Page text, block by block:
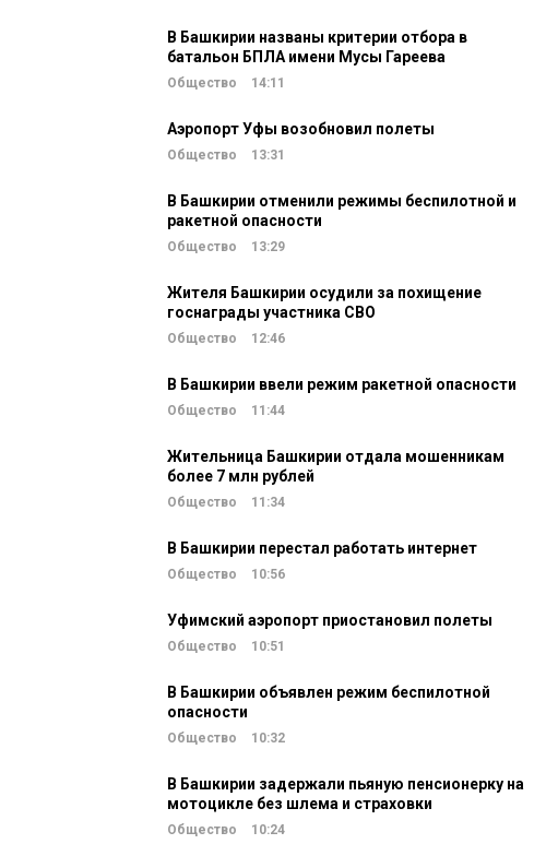
В Башкирии названы критерии отбора в
батальон БПЛА имени Мусы Гареева
Общество 14:11
Аэропорт Уфы возобновил полеты
Общество 13:31
В Башкирии отменили режимы беспилотной и
ракетной опасности
Общество 13:29
Жителя Башкирии осудили за похищение
госнаграды участника СВО
Общество 12:46
В Башкирии ввели режим ракетной опасности
Общество 11:44
Жительница Башкирии отдала мошенникам
более 7 млн рублей
Общество 11:34
В Башкирии перестал работать интернет
Общество 10:56
Уфимский аэропорт приостановил полеты
Общество 10:51
В Башкирии объявлен режим беспилотной
опасности
Общество 10:32
В Башкирии задержали пьяную пенсионерку на
мотоцикле без шлема и страховки
Общество 10:24